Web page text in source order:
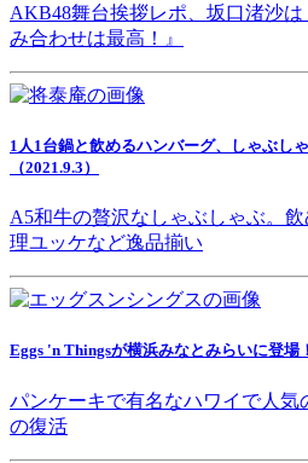
AKB48舞台挨拶レポ、坂口渚沙
み合わせは最高！』
1人1台鍋と飲めるハンバーグ、しゃぶし
（2021.9.3）
A5和牛の贅沢なしゃぶしゃぶ。
理ユッケなど逸品揃い
Eggs 'n Thingsが横浜みなとみらいに登場
パンケーキで有名なハワイで人気
の復活